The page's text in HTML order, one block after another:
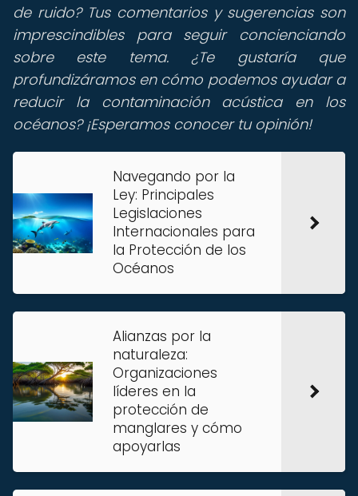
de ruido? Tus comentarios y sugerencias son
imprescindibles para seguir concienciando
sobre este tema. ¿Te gustaría que
profundizáramos en cómo podemos ayudar a
reducir la contaminación acústica en los
océanos? ¡Esperamos conocer tu opinión!
Navegando por la
Ley: Principales
Legislaciones
Internacionales para
la Protección de los
Océanos
Alianzas por la
naturaleza:
Organizaciones
líderes en la
protección de
manglares y cómo
apoyarlas